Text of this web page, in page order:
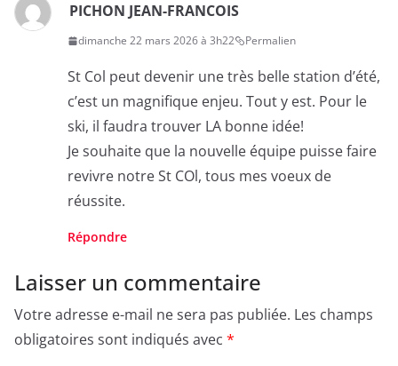
PICHON JEAN-FRANCOIS
dimanche 22 mars 2026 à 3h22 Permalien
St Col peut devenir une très belle station d’été,
c’est un magnifique enjeu. Tout y est. Pour le
ski, il faudra trouver LA bonne idée!
Je souhaite que la nouvelle équipe puisse faire
revivre notre St COl, tous mes voeux de
réussite.
Répondre
Laisser un commentaire
Votre adresse e-mail ne sera pas publiée. Les champs
obligatoires sont indiqués avec *